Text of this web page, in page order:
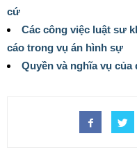
cứ
Các công việc luật sư
cáo trong vụ án hình sự
Quyền và nghĩa vụ